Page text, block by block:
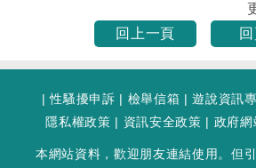
回上一頁
|性騷擾申訴 | 檢舉信箱 |遊說資訊
隱私權政策 | 資訊安全政策 | 政府
本網站資料，歡迎朋友連結使用。但